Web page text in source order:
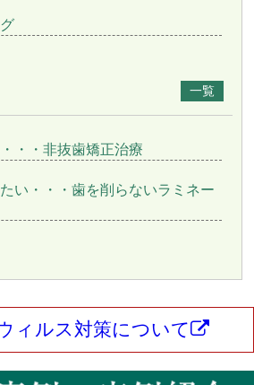
一覧
・・非抜歯矯正治療
い・・・歯を削らないラミネー
ィルス対策について